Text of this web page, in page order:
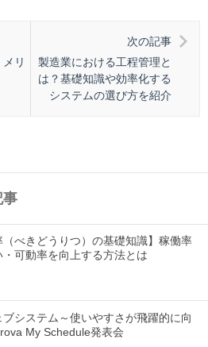
リ
次の記事
製造業における工程管理と
は？基礎知識や効率化する
システムの選び方を紹介
事
（べきどうりつ）の基礎知識】稼働率
・可動率を向上する方法とは
ブシステム～使いやすさが飛躍的に向
My Schedule発表会